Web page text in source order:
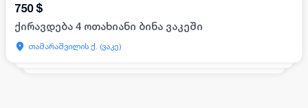
750 $
ქირავდება 4 ოთახიანი ბინა ვაკეში
თამარაშვილის ქ. (ვაკე)